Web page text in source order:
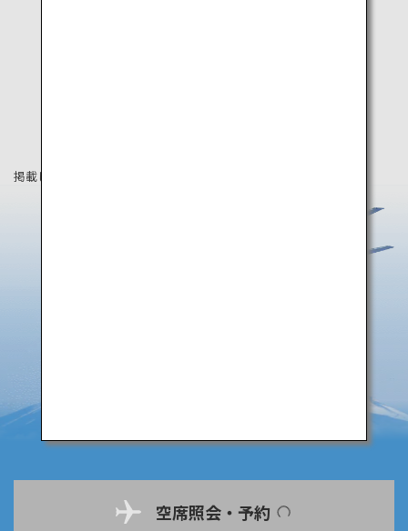
掲載している情報は2020年9月時点の情報です。
空席照会・予約